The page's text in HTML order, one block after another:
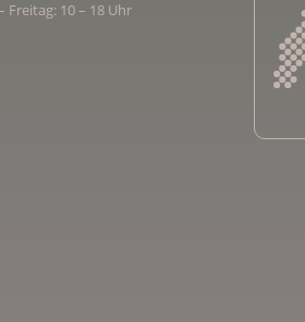
Freitag: 10 – 18 Uhr